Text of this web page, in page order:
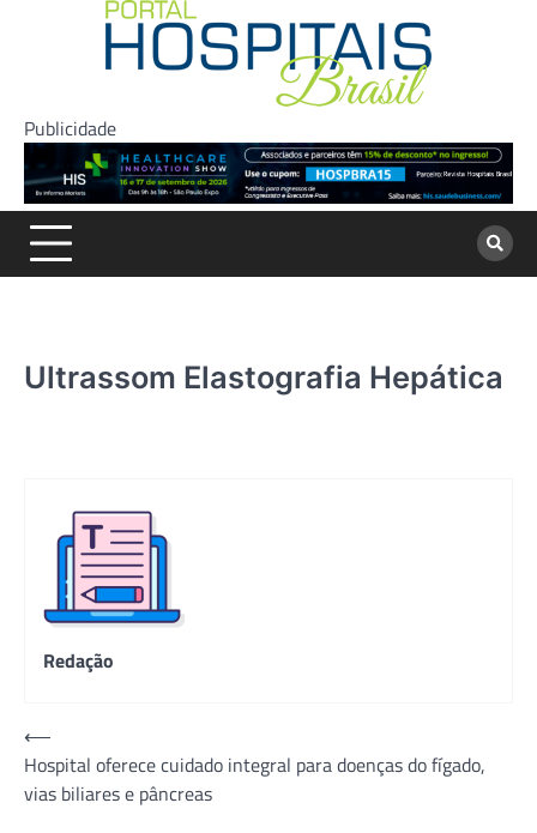
Publicidade
Ultrassom Elastografia Hepática
Redação
Navegação
de
Post
⟵
Hospital oferece cuidado integral para doenças do fígado,
vias biliares e pâncreas